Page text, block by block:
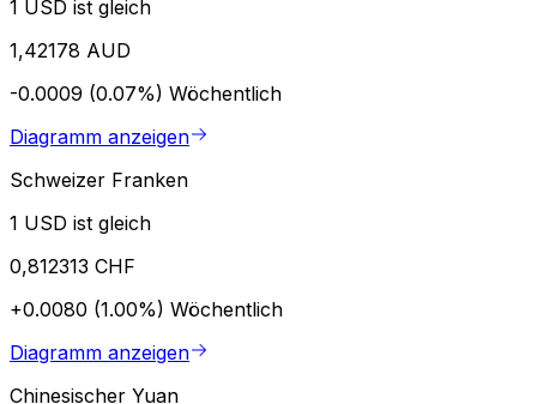
1 USD ist gleich
1,42178 AUD
-0.0009 (0.07%) Wöchentlich
Diagramm anzeigen
Schweizer Franken
1 USD ist gleich
0,812313 CHF
+0.0080 (1.00%) Wöchentlich
Diagramm anzeigen
Chinesischer Yuan